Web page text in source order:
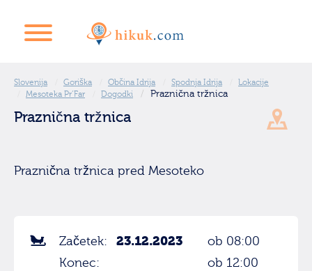
Slovenija Goriška Občina Idrija Spodnja Idrija
Lokacije
Mesoteka Pr’Far
Dogodki Praznična tržnica
Praznična tržnica
Praznična tržnica pred Mesoteko
Začetek: 23.12.2023
ob 08:00
Konec:
ob 12:00